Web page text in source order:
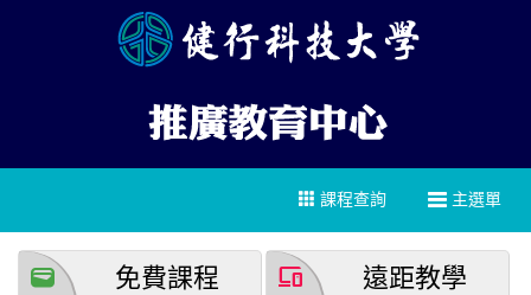
主選單
課程查詢
wallet 免費課程 devices 遠距教學